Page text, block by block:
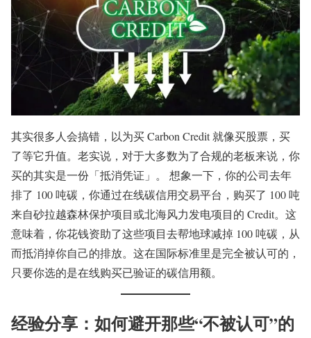
其实很多人会搞错，以为买 Carbon Credit 就像买股票，买
了等它升值。老实说，对于大多数为了合规的老板来说，你
买的其实是一份「抵消凭证」。 想象一下，你的公司去年
排了 100 吨碳，你通过在线碳信用交易平台，购买了 100 吨
来自砂拉越森林保护项目或北海风力发电项目的 Credit。这
意味着，你花钱资助了这些项目去帮地球减掉 100 吨碳，从
而抵消掉你自己的排放。这在国际标准里是完全被认可的，
只要你选的是在线购买已验证的碳信用额。
经验分享：如何避开那些“不被认可”的